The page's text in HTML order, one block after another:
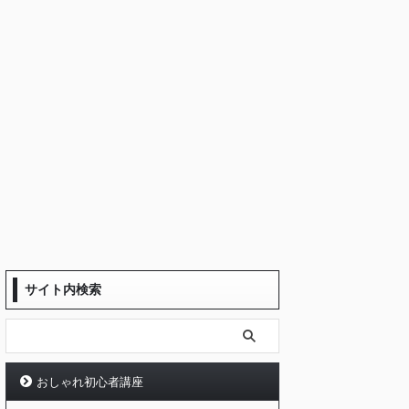
サイト内検索
おしゃれ初心者講座